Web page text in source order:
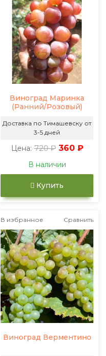
Виноград Маринка
(Ранний/Розовый)
Доставка по Тимашевску от
3-5 дней
Цена: 720 ₽ 360 ₽
В наличии
Купить
В избранное Сравнить
Виноград Верментино